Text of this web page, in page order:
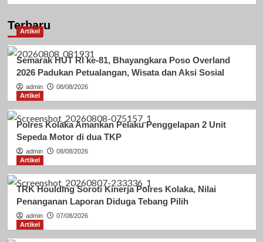
Terbaru
Artikel
Semarak HUT RI ke-81, Bhayangkara Poso Overland
2026 Padukan Petualangan, Wisata dan Aksi Sosial
admin
08/08/2026
Artikel
Polres Kolaka Amankan Pelaku Penggelapan 2 Unit
Sepeda Motor di dua TKP
admin
08/08/2026
Artikel
TRK Houlding Soroti Kinerja Polres Kolaka, Nilai
Penanganan Laporan Diduga Tebang Pilih
admin
07/08/2026
Artikel